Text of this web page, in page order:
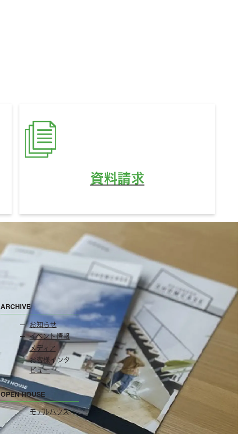
資料請求
ARCHIVE
お知らせ
イベント情報
メディア
お客様インタ
ビュー
OPEN HOUSE
モデルハウス